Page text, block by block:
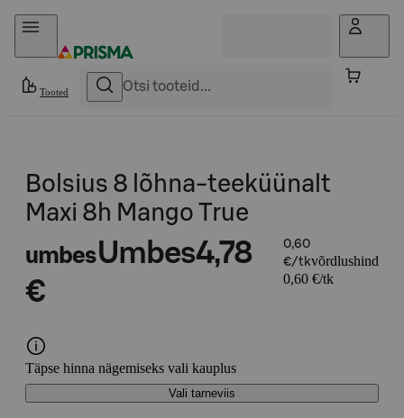
Otse sisu juurde
Tooted
Bolsius 8 lõhna-teeküünalt
Maxi 8h Mango True
umbesUmbes4,78
€
0,60
€/tkvõrdlushind
0,60 €/tk
Täpse hinna nägemiseks vali kauplus
Vali tarneviis